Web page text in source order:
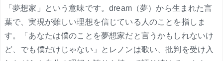
「夢想家」という意味です。dream（夢）から生まれた言
葉で、実現が難しい理想を信じている人のことを指しま
す。「あなたは僕のことを夢想家だと言うかもしれないけ
ど、でも僕だけじゃない」とレノンは歌い、批判を受け入